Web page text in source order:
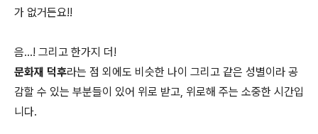
가 없거든요!!
음…! 그리고 한가지 더!
문화재 덕후라는 점 외에도 비슷한 나이 그리고 같은 성별이라 공
감할 수 있는 부분들이 있어 위로 받고, 위로해 주는 소중한 시간입
니다.